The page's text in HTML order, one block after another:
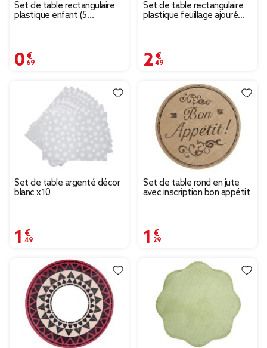
Set de table rectangulaire
plastique enfant (5
0,69 €
Set de table rectangulaire
plastique feuillage ajouré
2,49 €
Set de table argenté décor
blanc x10
1,49 €
Set de table rond en jute
avec inscription bon appétit
1,29 €